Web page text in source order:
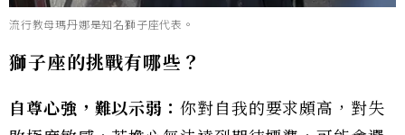
流行教母瑪丹娜是知名獅子座代表。
獅子座的挑戰有哪些？
自尊心強，難以示弱： 你對自我的要求頗高，對失